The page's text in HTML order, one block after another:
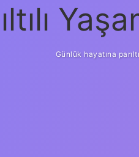
Günlük hayatına